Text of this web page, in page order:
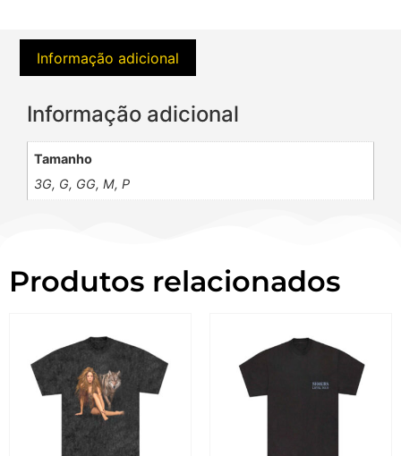
Informação adicional
Informação adicional
Tamanho
3G, G, GG, M, P
Produtos relacionados